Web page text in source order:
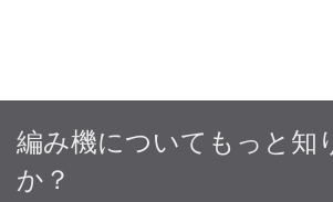
編み機についてもっと知
か？